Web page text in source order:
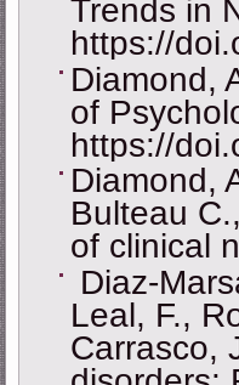
Trends in
https://
Diamond,
of
https://
Diamond,
Bulteau
of clinical
Diaz-
Leal, F.,
Carrasco,